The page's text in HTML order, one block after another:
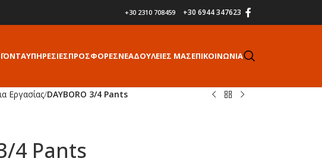
+30 2310 708459 +30 6944 347623
ΥΠΗΡΕΣΙΕΣΠΡΟΣΦΟΡΕΣΝΕΑΔΟΥΛΕΙΕΣ ΜΑΣΕΠΙΚΟΙΝΩΝΙΑ
Εργασίας/DAYBORO 3/4 Pants
4 Pants